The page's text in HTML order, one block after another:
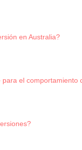
en Australia?
el comportamiento